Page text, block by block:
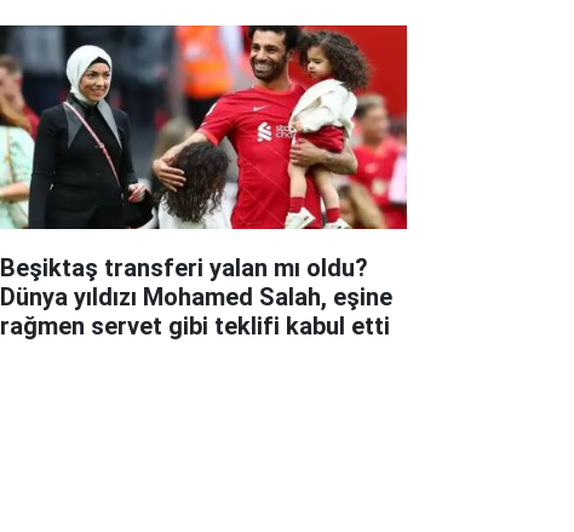
Beşiktaş transferi yalan mı oldu?
Dünya yıldızı Mohamed Salah, eşine
rağmen servet gibi teklifi kabul etti